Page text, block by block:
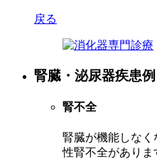
戻る
腎臓・泌尿器疾患例
腎不全
腎臓が機能しなく
性腎不全がありま